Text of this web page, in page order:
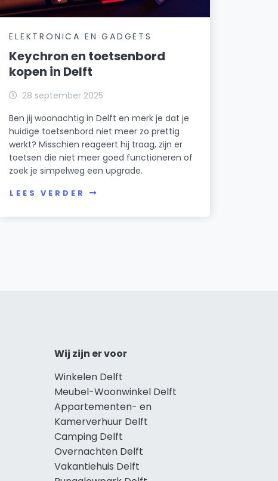
ELEKTRONICA EN GADGETS
Keychron en toetsenbord
kopen in Delft
28 september 2025
Ben jij woonachtig in Delft en merk je dat je
huidige toetsenbord niet meer zo prettig
werkt? Misschien reageert hij traag, zijn er
toetsen die niet meer goed functioneren of
zoek je simpelweg een upgrade.
LEES VERDER
Wij zijn er voor
Winkelen Delft
Meubel-Woonwinkel Delft
Appartementen- en
Kamerverhuur Delft
Camping Delft
Overnachten Delft
Vakantiehuis Delft